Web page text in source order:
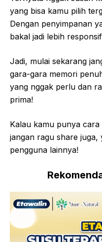
yang bisa kamu pilih
Dengan penyimpanan
bakal jadi lebih
Jadi, mulai sekarang
gara-gara memori
yang nggak perlu dan
prima!
Kalau kamu punya
jangan ragu share juga,
pengguna lainnya!